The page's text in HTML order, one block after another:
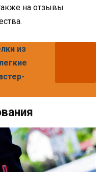
на отзывы
из